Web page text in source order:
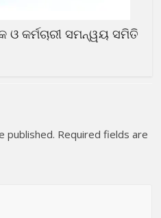
କର୍ମଚାରୀ ସମନ୍ୱୟ ସମିତି
published. Required fields are